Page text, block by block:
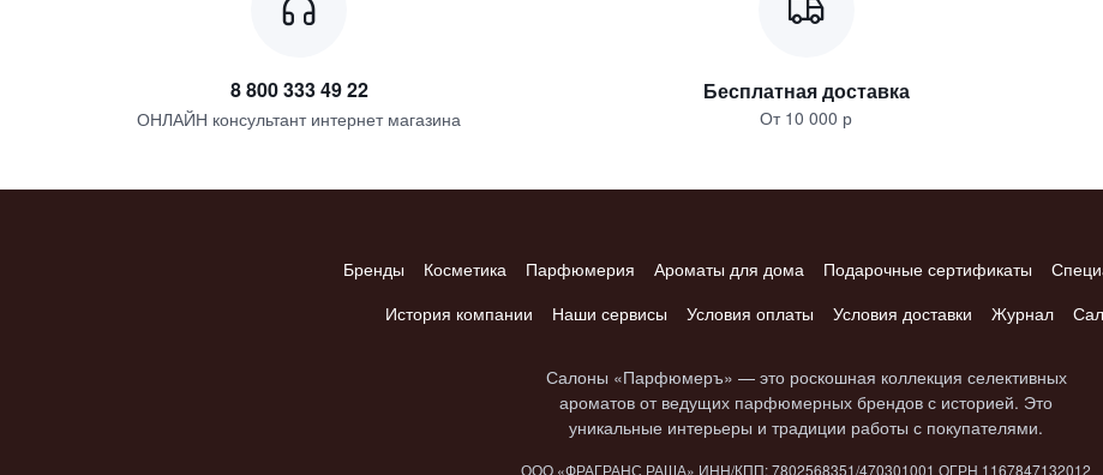
8 800 333 49 22
ОНЛАЙН консультант интернет магазина
Бесплатная доставка
От 10 000 р
Бренды Косметика Парфюмерия Ароматы для дома Подарочные сертификаты
История компании
Наши сервисы Условия оплаты Условия доставки Журнал
Салоны «Парфюмеръ» — это роскошная коллекция селективных
ароматов от ведущих парфюмерных брендов с историей. Это
уникальные интерьеры и традиции работы с покупателями.
ООО «ФРАГРАНС РАША» ИНН/КПП: 7802​568351/4703​01001 ОГРН 1167847​132012